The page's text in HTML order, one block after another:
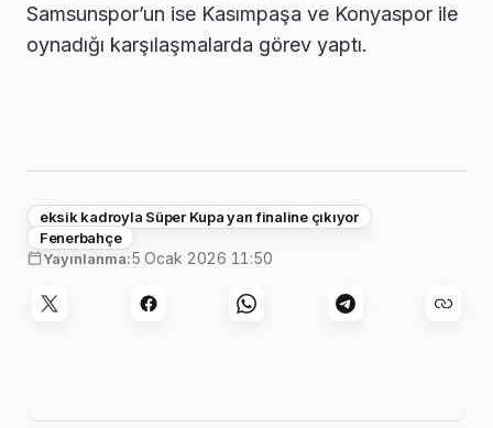
Samsunspor’un ise Kasımpaşa ve Konyaspor ile
oynadığı karşılaşmalarda görev yaptı.
eksik kadroyla Süper Kupa yarı finaline çıkıyor
Fenerbahçe
Yayınlanma:5 Ocak 2026 11:50